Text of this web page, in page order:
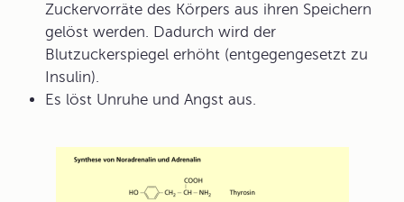
Zuckervorräte des Körpers aus ihren Speichern
gelöst werden. Dadurch wird der
Blutzuckerspiegel erhöht (entgegengesetzt zu
Insulin).
Es löst Unruhe und Angst aus.